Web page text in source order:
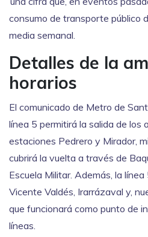
consumo de transporte público
media semanal.
Detalles de la
horarios
El comunicado de Metro de
línea 5 permitirá la salida de los
estaciones Pedrero y Mirador,
cubrirá la vuelta a través de
Escuela Militar. Además, la
Vicente Valdés, Irarrázaval y,
que funcionará como punto de
líneas.